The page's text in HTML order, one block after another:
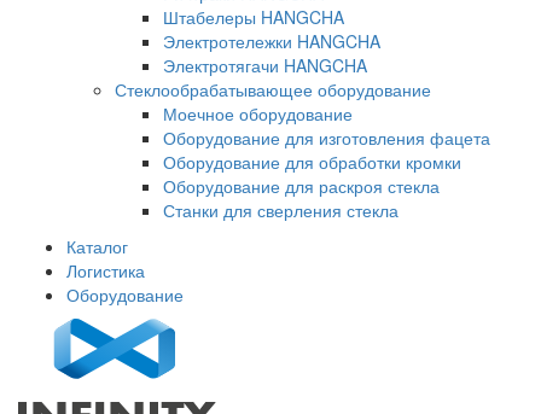
Штабелеры HANGCHA
Электротележки HANGCHA
Электротягачи HANGCHA
Стеклообрабатывающее оборудование
Моечное оборудование
Оборудование для изготовления фацета
Оборудование для обработки кромки
Оборудование для раскроя стекла
Станки для сверления стекла
Каталог
Логистика
Оборудование